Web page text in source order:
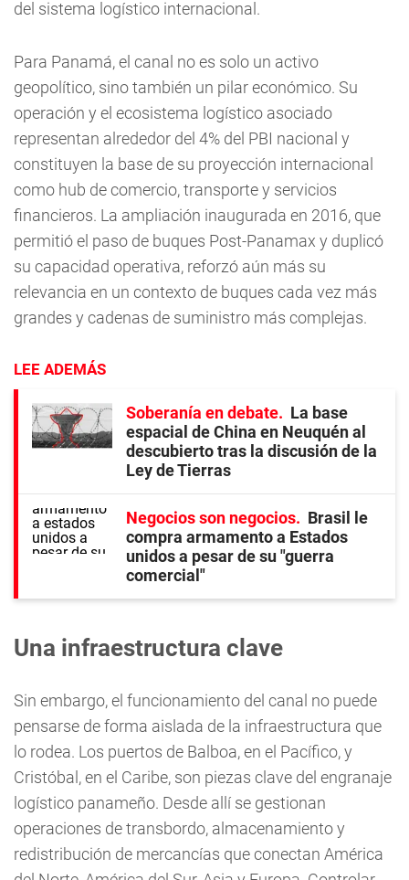
del sistema logístico internacional.
Para Panamá, el canal no es solo un activo
geopolítico, sino también un pilar económico. Su
operación y el ecosistema logístico asociado
representan alrededor del 4% del PBI nacional y
constituyen la base de su proyección internacional
como hub de comercio, transporte y servicios
financieros. La ampliación inaugurada en 2016, que
permitió el paso de buques Post-Panamax y duplicó
su capacidad operativa, reforzó aún más su
relevancia en un contexto de buques cada vez más
grandes y cadenas de suministro más complejas.
LEE ADEMÁS
Soberanía en debate
La base
espacial de China en Neuquén al
descubierto tras la discusión de la
Ley de Tierras
Negocios son negocios
Brasil le
compra armamento a Estados
unidos a pesar de su "guerra
comercial"
Una infraestructura clave
Sin embargo, el funcionamiento del canal no puede
pensarse de forma aislada de la infraestructura que
lo rodea. Los puertos de Balboa, en el Pacífico, y
Cristóbal, en el Caribe, son piezas clave del engranaje
logístico panameño. Desde allí se gestionan
operaciones de transbordo, almacenamiento y
redistribución de mercancías que conectan América